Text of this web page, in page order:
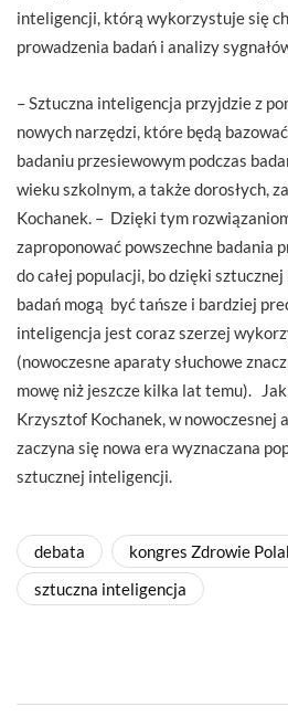
inteligencji, którą wykorzystuje się
prowadzenia badań i analizy
– Sztuczna inteligencja przyjdzie z
nowych narzędzi, które będą
badaniu przesiewowym podczas
wieku szkolnym, a także dorosłych,
Kochanek. – Dzięki tym
zaproponować powszechne badania
do całej populacji, bo dzięki
badań mogą być tańsze i bardziej
inteligencja jest coraz szerzej
(nowoczesne aparaty słuchowe
mowę niż jeszcze kilka lat temu). Jak
Krzysztof Kochanek, w
zaczyna się nowa era wyznaczana
sztucznej inteligencji.
debata
kongres Zdrowie
sztuczna inteligencja